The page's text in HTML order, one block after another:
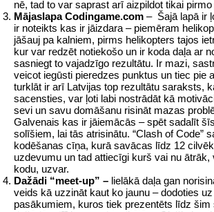
nē, tad to var saprast arī aizpildot tikai pirmo
Mājaslapa Codingame.com – Šajā lapā ir
ir noteikts kas ir jāizdara – piemēram
jāšauj pa kalniem, pirms helikopters tajos
kur var redzēt notiekošo un ir koda daļa ar
sasniegt to vajadzīgo rezultātu. Ir mazi,
veicot iegūsti pieredzes punktus un tiec pie
turklāt ir arī Latvijas top rezultātu saraksts,
sacensties, var ļoti labi nostrādāt kā
sevi un savu domāšanu risināt mazas
Galvenais kas ir jāiemācās – spēt sadalīt
solīšiem, lai tās atrisinātu. “Clash of Code”
kodēšanas cīņa, kurā savācas līdz 12
uzdevumu un tad attiecīgi kurš vai nu
kodu, uzvar.
Dažādi “meet-up” – lielākā daļa gan
veids kā uzzināt kaut ko jaunu – dodoties
pasākumiem, kuros tiek prezentēts līdz